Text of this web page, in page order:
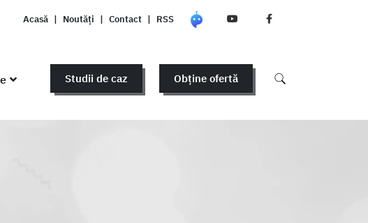
Acasă | Noutăți | Contact | RSS
Studii de caz Obține ofertă